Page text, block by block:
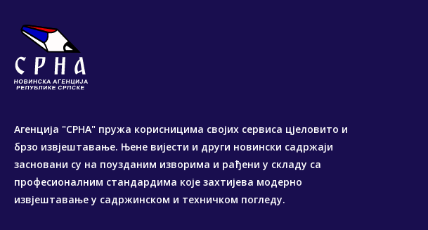
Агенција "СРНА" пружа корисницима својих сервиса цјеловито и
брзо извјештавање. Њене вијести и други новински садржаји
засновани су на поузданим изворима и рађени у складу са
професионалним стандардима које захтијева модерно
извјештавање у садржинском и техничком погледу.